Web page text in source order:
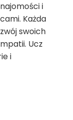
i
Każda
swoich
Ucz
i